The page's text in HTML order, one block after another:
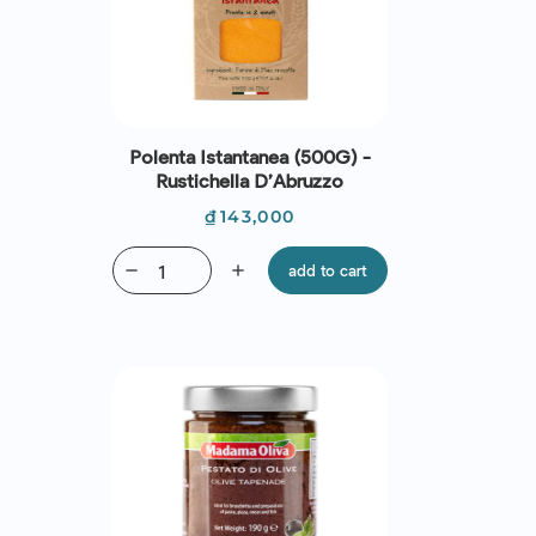
Polenta Istantanea (500G) -
Rustichella D’Abruzzo
Price
₫143,000
add
remove add to cart